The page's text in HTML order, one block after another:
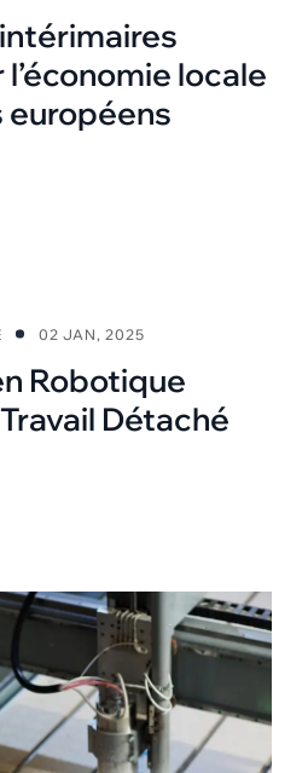
locale
européens
02 JAN, 2025
Robotique
Détaché